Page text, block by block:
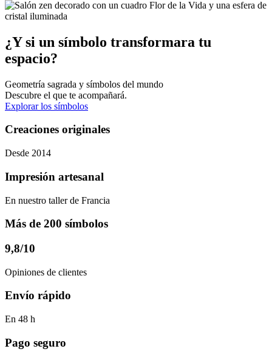
¿Y si un símbolo transformara tu
espacio?
Geometría sagrada y símbolos del mundo
Descubre el que te acompañará.
Explorar los símbolos
Creaciones originales
Desde 2014
Impresión artesanal
En nuestro taller de Francia
Más de 200 símbolos
9,8/10
Opiniones de clientes
Envío rápido
En 48 h
Pago seguro